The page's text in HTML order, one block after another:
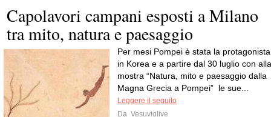
Capolavori campani esposti a Milano
tra mito, natura e paesaggio
Per mesi Pompei è stata la protagonista
in Korea e a partire dal 30 luglio con alla
mostra “Natura, mito e paesaggio dalla
Magna Grecia a Pompei” le sue...
Leggere il seguito
Da Vesuviolive